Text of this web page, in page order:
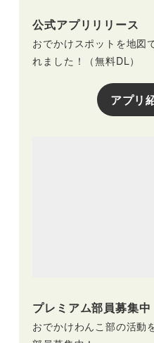
公式アプリリリース
おでかけスポットを地図
れました！（無料DL）
アプリ
プレミアム部員募集中
おでかけわんこ部の活動